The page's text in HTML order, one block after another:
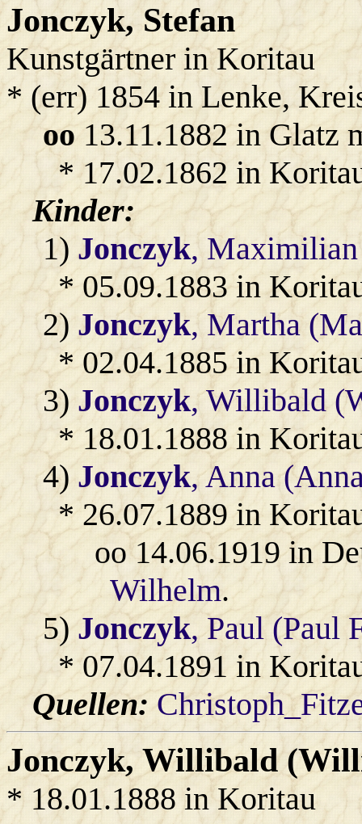
Jonczyk, Stefan
Kunstgärtner in Koritau
* (err) 1854 in Lenke,
oo13.11.1882 in Glatz
* 17.02.1862 in
Kinder:
1)Jonczyk,
* 05.09.1883 in
2) Jonczyk, Martha
* 02.04.1885 in
3) Jonczyk, Willibald
* 18.01.1888 in
4)Jonczyk, Anna
* 26.07.1889 in
oo 14.06.1919 in
Wilhelm.
5)Jonczyk, Paul (Paul
* 07.04.1891 in
Quellen:
Jonczyk, Willibald
* 18.01.1888 in Koritau